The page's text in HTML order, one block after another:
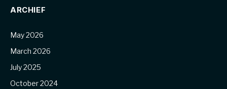
ARCHIEF
May 2026
March 2026
July 2025
October 2024